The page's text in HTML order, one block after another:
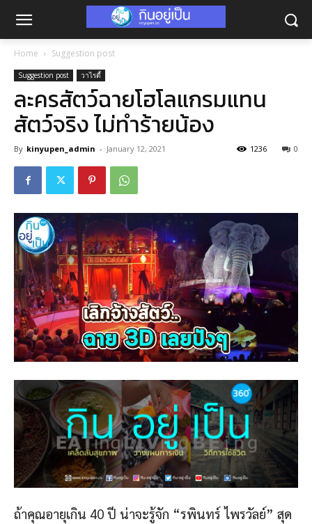
Home Suggestion post
Suggestion post วาไรตี้
ละครสัตว์ฉายโฮโลแกรมแทน
สัตว์จริง ไม่ทำร้ายน้อง
By kinyupen_admin - January 12, 2021 0
1236
ถ้าคุณอายุเกิน 40 ปี น่าจะรู้จัก “รพินทร์ ไพรวัลย์” สุด